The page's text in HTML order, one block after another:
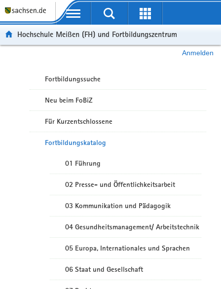
Portalübergreifende Navigation
Hochschule Meißen (FH) und Fortbildungszentrum
Anmelden
Fortbildungssuche
Neu beim FoBiZ
Für Kurzentschlossene
Fortbildungskatalog
01 Führung
02 Presse- und Öffentlichkeitsarbeit
03 Kommunikation und Pädagogik
04 Gesundheitsmanagement/ Arbeitstechnik
05 Europa, Internationales und Sprachen
06 Staat und Gesellschaft